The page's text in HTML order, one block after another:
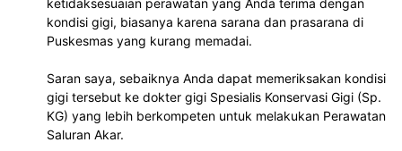
ketidaksesuaian perawatan yang Anda terima dengan
kondisi gigi, biasanya karena sarana dan prasarana di
Puskesmas yang kurang memadai.
Saran saya, sebaiknya Anda dapat memeriksakan kondisi
gigi tersebut ke dokter gigi Spesialis Konservasi Gigi (Sp.
KG) yang lebih berkompeten untuk melakukan Perawatan
Saluran Akar.